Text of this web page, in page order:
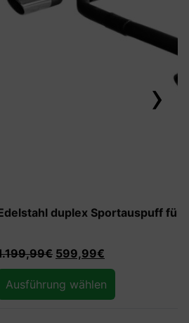
für Dacia Duster II
›